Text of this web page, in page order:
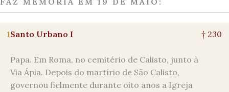
1Santo Urbano I
Papa. Em Roma, no cemitério de Calisto, junto à
Via Ápia. Depois do martírio de São Calisto,
governou fielmente durante oito anos a Igreja
† 230